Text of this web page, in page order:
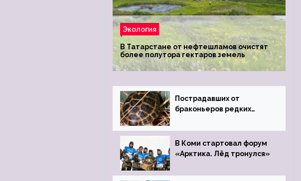
Экология
В Татарстане от нефтешламов очистят
более полутора гектаров земель
Пострадавших от
браконьеров редких
Ростовский зоопарк
В Коми стартовал форум
«Арктика. Лёд тронулся»